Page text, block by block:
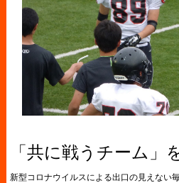
「共に戦うチーム」
新型コロナウイルスによる出口の見えない